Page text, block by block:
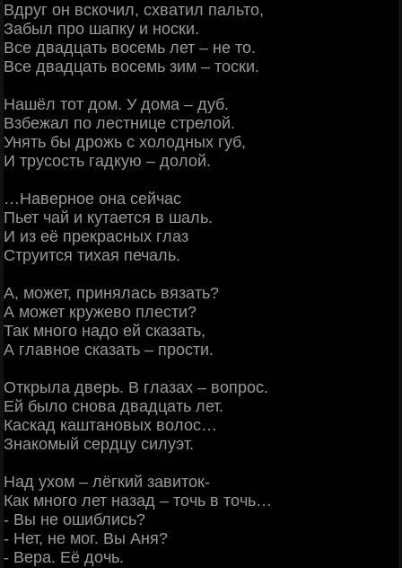
Вдруг он вскочил, схватил пальто,
Забыл про шапку и носки.
Все двадцать восемь лет – не то.
Все двадцать восемь зим – тоски.
Нашёл тот дом. У дома – дуб.
Взбежал по лестнице стрелой.
Унять бы дрожь с холодных губ,
И трусость гадкую – долой.
…Наверное она сейчас
Пьет чай и кутается в шаль.
И из её прекрасных глаз
Струится тихая печаль.
А, может, принялась вязать?
А может кружево плести?
Так много надо ей сказать,
А главное сказать – прости.
Открыла дверь. В глазах – вопрос.
Ей было снова двадцать лет.
Каскад каштановых волос…
Знакомый сердцу силуэт.
Над ухом – лёгкий завиток-
Как много лет назад – точь в точь…
- Вы не ошиблись?
- Нет, не мог. Вы Аня?
- Вера. Её дочь.